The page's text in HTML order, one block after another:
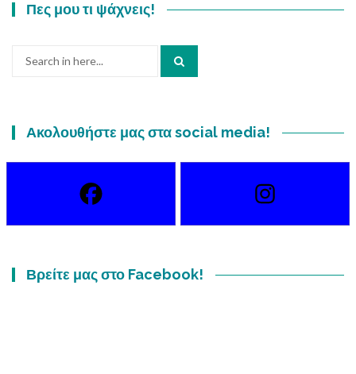
Πες μου τι ψάχνεις!
Ακολουθήστε μας στα social media!
Βρείτε μας στο Facebook!